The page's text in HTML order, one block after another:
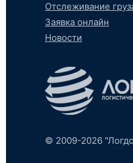
Отслеживание
Заявка онлайн
Новости
Вконтакте
© 2009-2026